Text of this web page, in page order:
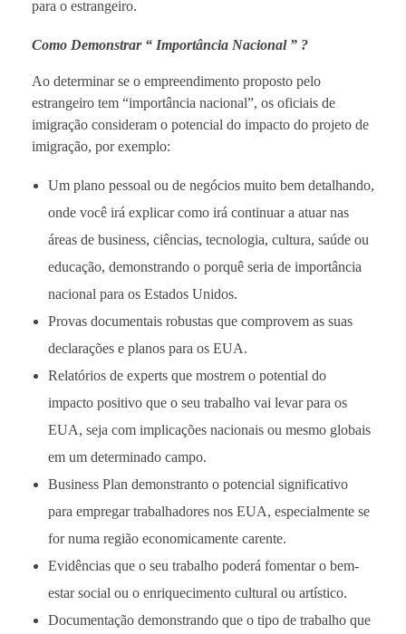
para o estrangeiro.
Como Demonstrar “ Importância Nacional ” ?
Ao determinar se o empreendimento proposto pelo
estrangeiro tem “importância nacional”, os oficiais de
imigração consideram o potencial do impacto do projeto de
imigração, por exemplo:
Um plano pessoal ou de negócios muito bem detalhando,
onde você irá explicar como irá continuar a atuar nas
áreas de business, ciências, tecnologia, cultura, saúde ou
educação, demonstrando o porquê seria de importância
nacional para os Estados Unidos.
Provas documentais robustas que comprovem as suas
declarações e planos para os EUA.
Relatórios de experts que mostrem o potential do
impacto positivo que o seu trabalho vai levar para os
EUA, seja com implicações nacionais ou mesmo globais
em um determinado campo.
Business Plan demonstranto o potencial significativo
para empregar trabalhadores nos EUA, especialmente se
for numa região economicamente carente.
Evidências que o seu trabalho poderá fomentar o bem-
estar social ou o enriquecimento cultural ou artístico.
Documentação demonstrando que o tipo de trabalho que